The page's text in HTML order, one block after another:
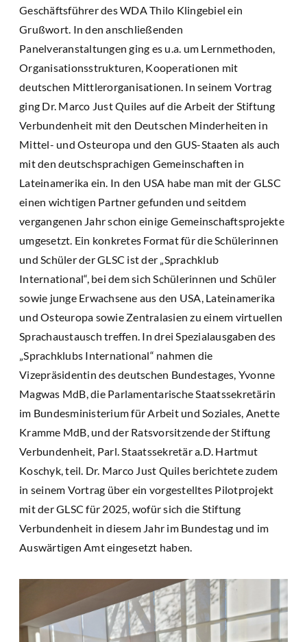
Geschäftsführer des WDA Thilo Klingebiel ein
Grußwort. In den anschließenden
Panelveranstaltungen ging es u.a. um Lernmethoden,
Organisationsstrukturen, Kooperationen mit
deutschen Mittlerorganisationen. In seinem Vortrag
ging Dr. Marco Just Quiles auf die Arbeit der Stiftung
Verbundenheit mit den Deutschen Minderheiten in
Mittel- und Osteuropa und den GUS-Staaten als auch
mit den deutschsprachigen Gemeinschaften in
Lateinamerika ein. In den USA habe man mit der GLSC
einen wichtigen Partner gefunden und seitdem
vergangenen Jahr schon einige Gemeinschaftsprojekte
umgesetzt. Ein konkretes Format für die Schülerinnen
und Schüler der GLSC ist der „Sprachklub
International“, bei dem sich Schülerinnen und Schüler
sowie junge Erwachsene aus den USA, Lateinamerika
und Osteuropa sowie Zentralasien zu einem virtuellen
Sprachaustausch treffen. In drei Spezialausgaben des
„Sprachklubs International“ nahmen die
Vizepräsidentin des deutschen Bundestages, Yvonne
Magwas MdB, die Parlamentarische Staatssekretärin
im Bundesministerium für Arbeit und Soziales, Anette
Kramme MdB, und der Ratsvorsitzende der Stiftung
Verbundenheit, Parl. Staatssekretär a.D. Hartmut
Koschyk, teil. Dr. Marco Just Quiles berichtete zudem
in seinem Vortrag über ein vorgestelltes Pilotprojekt
mit der GLSC für 2025, wofür sich die Stiftung
Verbundenheit in diesem Jahr im Bundestag und im
Auswärtigen Amt eingesetzt haben.